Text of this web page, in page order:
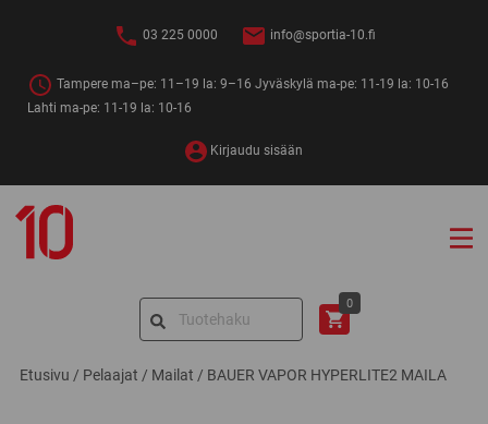
03 225 0000 info@sportia-10.fi
Tampere ma–pe: 11–19 la: 9–16 Jyväskylä ma-pe: 11-19 la: 10-16
Lahti ma-pe: 11-19 la: 10-16
Kirjaudu sisään
10
Search
0
Etusivu / Pelaajat / Mailat / BAUER VAPOR HYPERLITE2 MAILA